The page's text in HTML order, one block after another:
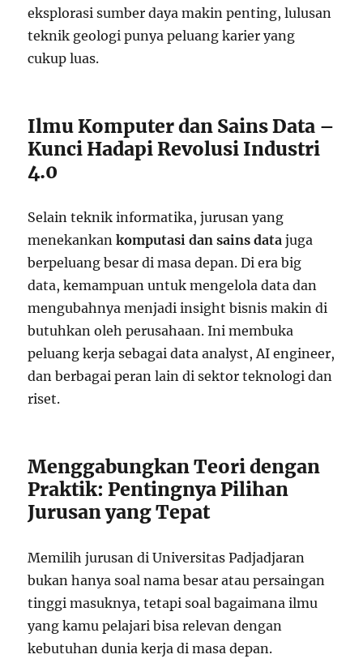
eksplorasi sumber daya makin penting, lulusan
teknik geologi punya peluang karier yang
cukup luas.
Ilmu Komputer dan Sains Data –
Kunci Hadapi Revolusi Industri
4.0
Selain teknik informatika, jurusan yang
menekankankomputasi dan sains data juga
berpeluang besar di masa depan. Di era big
data, kemampuan untuk mengelola data dan
mengubahnya menjadi insight bisnis makin di
butuhkan oleh perusahaan. Ini membuka
peluang kerja sebagai data analyst, AI engineer,
dan berbagai peran lain di sektor teknologi dan
riset.
Menggabungkan Teori dengan
Praktik: Pentingnya Pilihan
Jurusan yang Tepat
Memilih jurusan di Universitas Padjadjaran
bukan hanya soal nama besar atau persaingan
tinggi masuknya, tetapi soal bagaimana ilmu
yang kamu pelajari bisa relevan dengan
kebutuhan dunia kerja di masa depan.